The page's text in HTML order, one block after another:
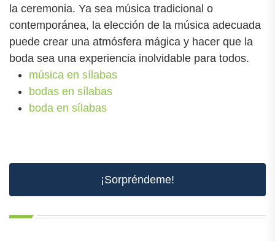
la ceremonia. Ya sea música tradicional o
contemporánea, la elección de la música adecuada
puede crear una atmósfera mágica y hacer que la
boda sea una experiencia inolvidable para todos.
música en sílabas
bodas en sílabas
boda en sílabas
¡Sorpréndeme!